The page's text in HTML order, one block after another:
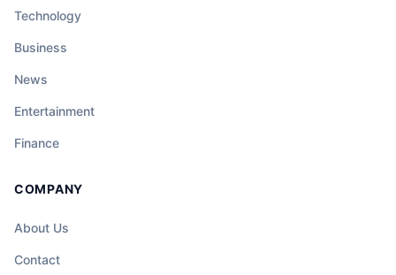
Technology
Business
News
Entertainment
Finance
COMPANY
About Us
Contact